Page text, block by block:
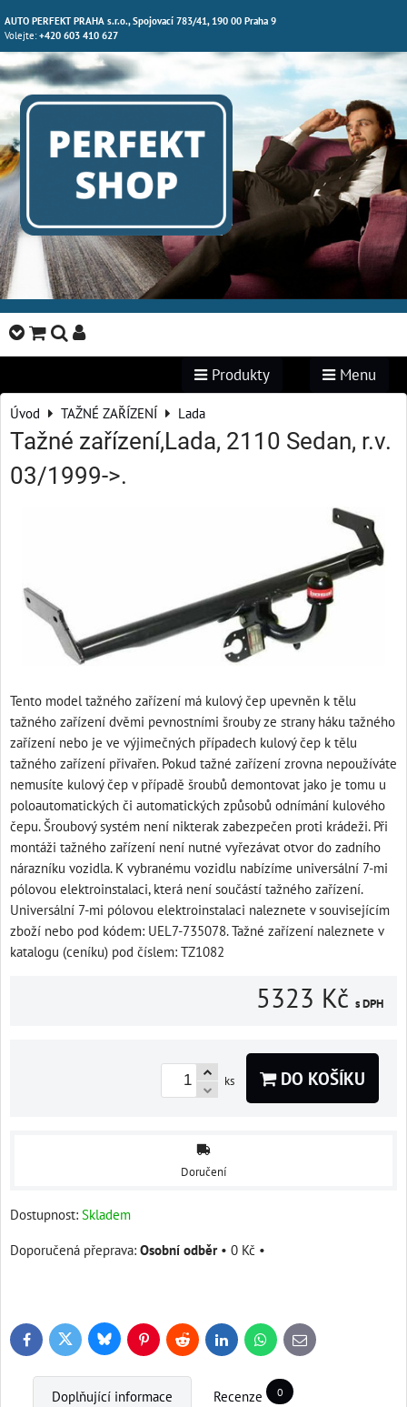
AUTO PERFEKT PRAHA s.r.o., Spojovací 783/41, 190 00 Praha 9
Volejte:+420 603 410 627
Produkty Menu
Úvod TAŽNÉ ZAŘÍZENÍ Lada
Tažné zařízení,Lada, 2110 Sedan, r.v.
03/1999->.
Tento model tažného zařízení má kulový čep upevněn k tělu
tažného zařízení dvěmi pevnostními šrouby ze strany háku tažného
zařízení nebo je ve výjimečných případech kulový čep k tělu
tažného zařízení přivařen. Pokud tažné zařízení zrovna nepoužíváte
nemusíte kulový čep v případě šroubů demontovat jako je tomu u
poloautomatických či automatických způsobů odnímání kulového
čepu. Šroubový systém není nikterak zabezpečen proti krádeži. Při
montáži tažného zařízení není nutné vyřezávat otvor do zadního
nárazníku vozidla. K vybranému vozidlu nabízíme universální 7-mi
pólovou elektroinstalaci, která není součástí tažného zařízení.
Universální 7-mi pólovou elektroinstalaci naleznete v souvisejícím
zboží nebo pod kódem: UEL7-735078. Tažné zařízení naleznete v
katalogu (ceníku) pod číslem: TZ1082
5323 Kč s DPH
ks DO KOŠÍKU
Doručení
Dostupnost: Skladem
Osobní odběr • 0 Kč •
FacebookTwitter BlueskyPinterestReddit LinkedInWhatsApp
E-
mail
Doplňující informace Recenze 0